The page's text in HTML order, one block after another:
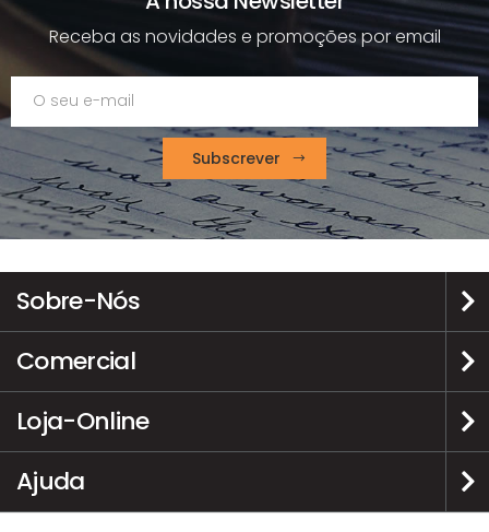
Receba as novidades e promoções por email
Subscrever
Sobre-Nós
Comercial
Loja-Online
Ajuda